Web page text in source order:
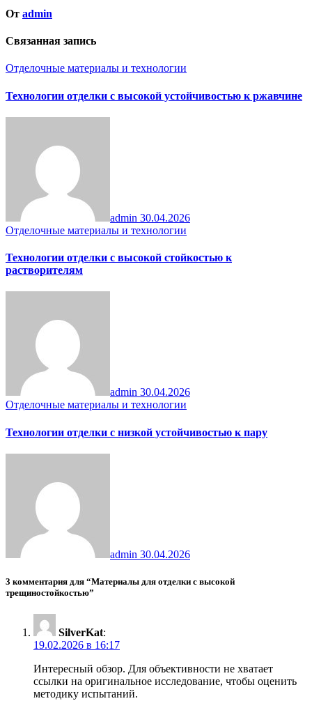
От admin
Связанная запись
Отделочные материалы и технологии
Технологии отделки с высокой устойчивостью к ржавчине
admin 30.04.2026
Отделочные материалы и технологии
Технологии отделки с высокой стойкостью к
растворителям
admin 30.04.2026
Отделочные материалы и технологии
Технологии отделки с низкой устойчивостью к пару
admin 30.04.2026
3 комментария для “Материалы для отделки с высокой
трещиностойкостью”
SilverKat:
19.02.2026 в 16:17
Интересный обзор. Для объективности не хватает
ссылки на оригинальное исследование, чтобы оценить
методику испытаний.